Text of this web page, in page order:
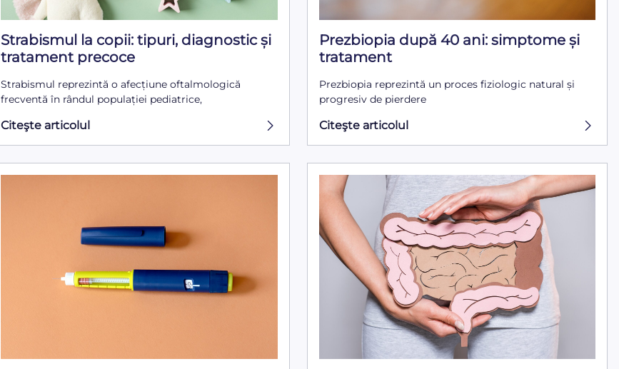
Strabismul la copii: tipuri, diagnostic și
tratament precoce
Strabismul reprezintă o afecțiune oftalmologică
frecventă în rândul populației pediatrice,
Citeşte articolul
Prezbiopia după 40 ani: simptome și
tratament
Prezbiopia reprezintă un proces fiziologic natural și
progresiv de pierdere
Citeşte articolul